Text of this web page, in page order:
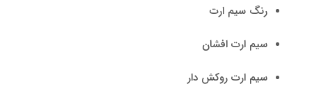
رنگ سیم ارت
سیم ارت افشان
سیم ارت روکش دار